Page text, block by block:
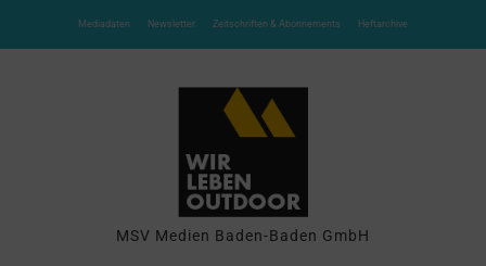
Mediadaten Newsletter Zeitschriften & Abonnements Heftarchive
MSV Medien Baden-Baden GmbH